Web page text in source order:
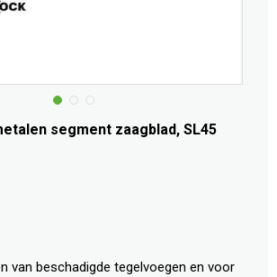
segment zaagblad, SL45
van beschadigde tegelvoegen en voor